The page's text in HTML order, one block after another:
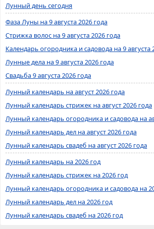
Лунный день сегодня
Фаза Луны на 9 августа 2026 года
Стрижка волос на 9 августа 2026 года
Календарь огородника и садовода на 9 августа
Лунные дела на 9 августа 2026 года
Свадьба 9 августа 2026 года
Лунный календарь на август 2026 года
Лунный календарь стрижек на август 2026 года
Лунный календарь огородника и садовода на
Лунный календарь дел на август 2026 года
Лунный календарь свадеб на август 2026 года
Лунный календарь на 2026 год
Лунный календарь стрижек на 2026 год
Лунный календарь огородника и садовода на
Лунный календарь дел на 2026 год
Лунный календарь свадеб на 2026 год